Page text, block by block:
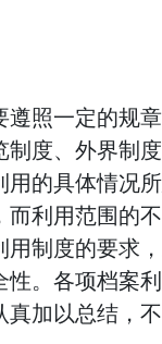
照一定的规
度、外界制
的具体情况
利用范围的
制度的要求
。各项档案
加以总结，不